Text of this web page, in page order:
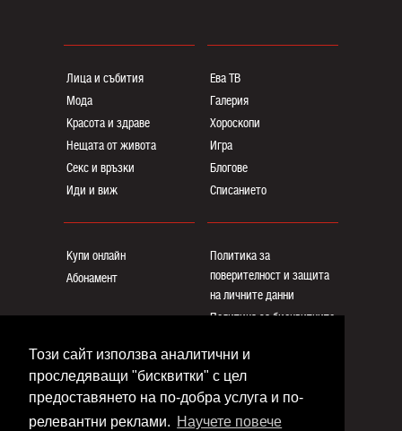
Този сайт използва аналитични и
проследяващи "бисквитки" с цел
предоставянето на по-добра услуга и по-
релевантни реклами. Научете повече
Лица и събития
Мода
Красота и здраве
Нещата от живота
Секс и връзки
Иди и виж
Ева ТВ
Галерия
Хороскопи
Игра
Блогoве
Списанието
Купи онлайн
Абонамент
Политика за
поверителност и защита
на личните данни
Политика за бисквитките
Общи условия
Контакти